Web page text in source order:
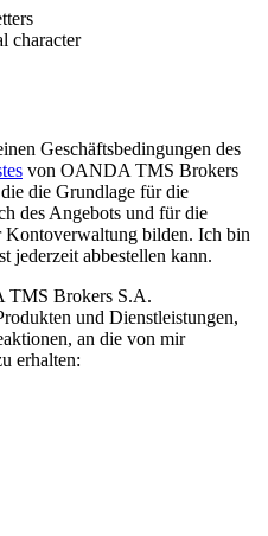
character
Geschäftsbedingungen des
von OANDA TMS Brokers
die Grundlage für die
des Angebots und für die
Kontoverwaltung bilden. Ich bin
jederzeit abbestellen kann.
Brokers S.A.
und Dienstleistungen,
an die von mir
erhalten: